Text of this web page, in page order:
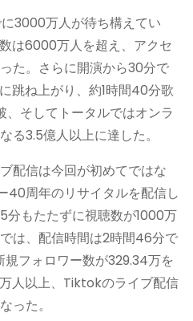
3000万人が待ち構えてい
は6000万人を超え、アクセ
た。さらに開演から30分で
跳ね上がり、約1時間40分歌
そしてトータルではオンラ
る3.5億人以上に達した。
配信は今回が初めてではな
40周年のリサイタルを配信し
分もたたずに視聴数が1000万
は、配信時間は2時間46分で
規フォロワー数が329.34万を
人以上、Tiktokのライブ配信
った。